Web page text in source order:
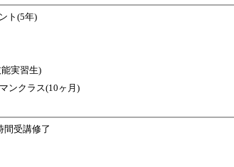
ト(5年)
実習生)
ンクラス(10ヶ月)
間受講修了